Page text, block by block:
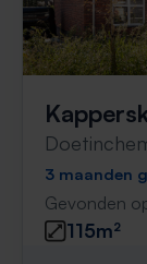
3 maanden
Gevonden
115m²